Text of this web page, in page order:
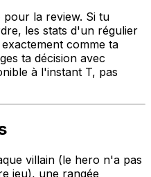
la review. Si tu
les stats d'un régulier
comme ta
ta décision avec
à l'instant T, pas
villain (le hero n'a pas
jeu), une rangée